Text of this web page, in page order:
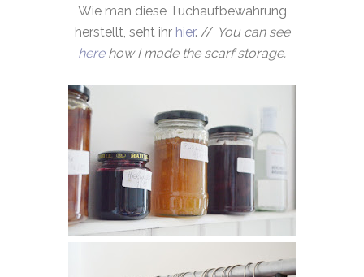
Wie man diese Tuchaufbewahrung
herstellt, seht ihr hier. // You can see
here how I made the scarf storage.